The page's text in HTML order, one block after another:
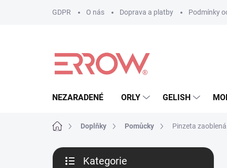
GDPR O nás Doprava a platby Podmínky
NEZARADENÉ ORLY GELISH
Domů Doplňky Pomůcky Pinzeta
P
Kategorie